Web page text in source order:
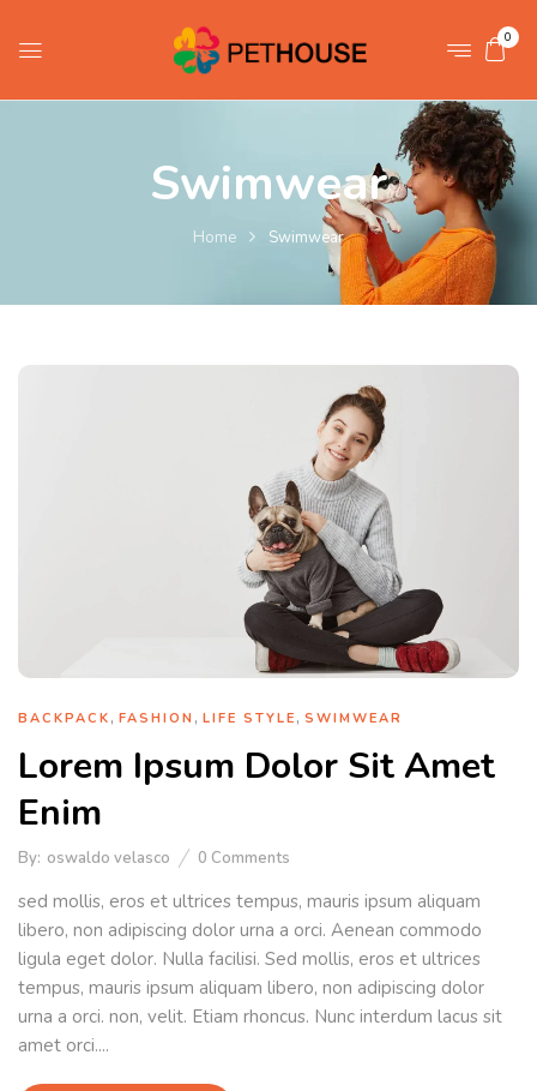
0
Swimwear
Home Swimwear
BACKPACK , FASHION , LIFE STYLE , SWIMWEAR
Lorem Ipsum Dolor Sit Amet
Enim
By: oswaldo velasco 0 Comments
sed mollis, eros et ultrices tempus, mauris ipsum aliquam
libero, non adipiscing dolor urna a orci. Aenean commodo
ligula eget dolor. Nulla facilisi. Sed mollis, eros et ultrices
tempus, mauris ipsum aliquam libero, non adipiscing dolor
urna a orci. non, velit. Etiam rhoncus. Nunc interdum lacus sit
amet orci....